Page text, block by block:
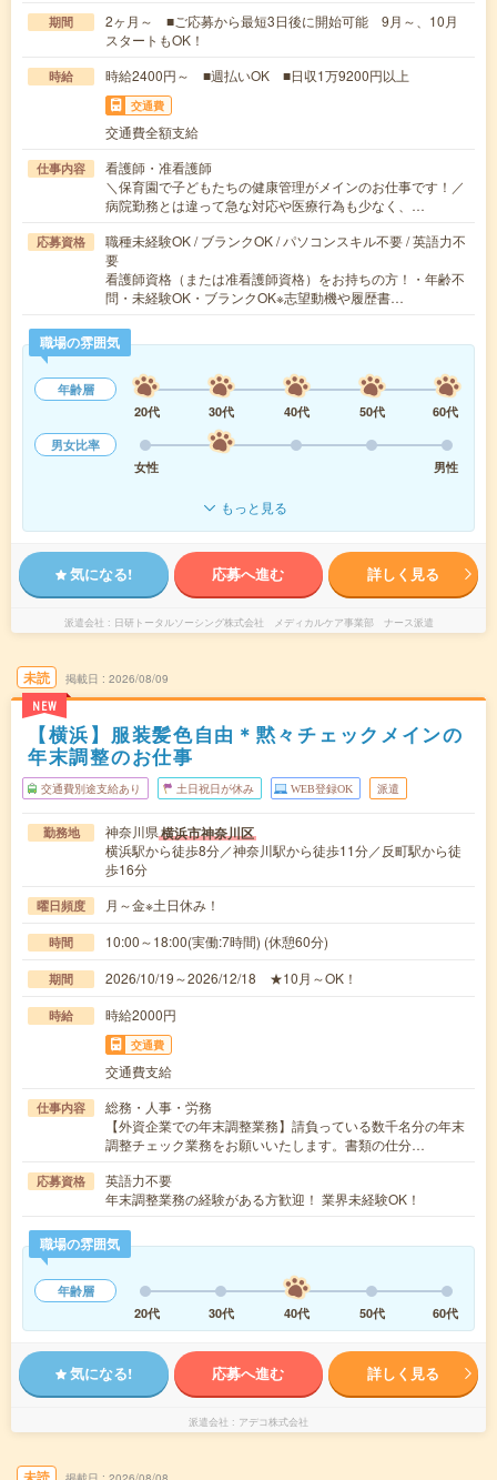
期間
2ヶ月～ ■ご応募から最短3日後に開始可能 9月～、10月
スタートもOK！
時給 時給2400円～ ■週払いOK ■日収1万9200円以上
交通費
交通費全額支給
仕事内容
看護師・准看護師
＼保育園で子どもたちの健康管理がメインのお仕事です！／
病院勤務とは違って急な対応や医療行為も少なく、…
応募資格
職種未経験OK / ブランクOK / パソコンスキル不要 / 英語力不
要
看護師資格（または准看護師資格）をお持ちの方！・年齢不
問・未経験OK・ブランクOK※志望動機や履歴書…
職場の雰囲気
年齢層
20代
30代 40代 50代
60代
男女比率
女性
男性
もっと見る
気になる! 応募へ進む 詳しく見る
派遣会社 日研トータルソーシング株式会社 メディカルケア事業部 ナース派遣
未読
NEW
掲載日 2026/08/09
【横浜】服装髪色自由＊黙々チェックメインの
年末調整のお仕事
交通費別途支給あり 土日祝日が休み WEB登録OK 派遣
勤務地 神奈川県横浜市神奈川区
横浜駅から徒歩8分／神奈川駅から徒歩11分／反町駅から徒
歩16分
曜日頻度 月～金※土日休み！
時間 10:00～18:00(実働:7時間) (休憩60分)
期間 2026/10/19～2026/12/18 ★10月～OK！
時給 時給2000円
交通費
交通費支給
仕事内容
総務・人事・労務
【外資企業での年末調整業務】請負っている数千名分の年末
調整チェック業務をお願いいたします。書類の仕分…
応募資格
英語力不要
年末調整業務の経験がある方歓迎！ 業界未経験OK！
職場の雰囲気
年齢層
20代
30代 40代 50代 60代
気になる! 応募へ進む 詳しく見る
派遣会社 アデコ株式会社